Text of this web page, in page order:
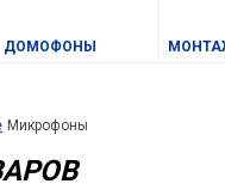
ДОМОФОНЫ
Микрофоны